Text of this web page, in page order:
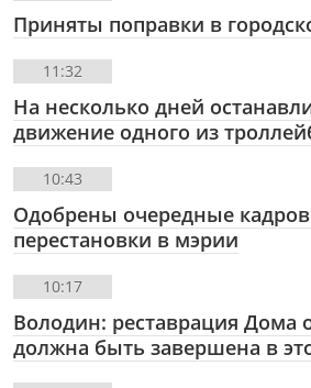
Приняты поправки в
11:32
На несколько дней
движение одного из
10:43
Одобрены очередные
перестановки в мэрии
10:17
Володин: реставрация Дома
должна быть завершена в